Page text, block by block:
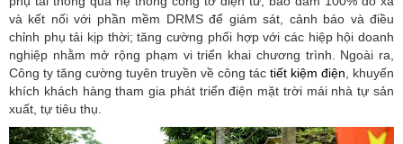
và kết nối với phần mềm DRMS để giám sát, cảnh báo và điều
chỉnh phụ tải kịp thời; tăng cường phối hợp với các hiệp hội doanh
nghiệp nhằm mở rộng phạm vi triển khai chương trình. Ngoài ra,
Công ty tăng cường tuyên truyền về công tác tiết kiệm điện , khuyến
khích khách hàng tham gia phát triển điện mặt trời mái nhà tự sản
xuất, tự tiêu thụ.